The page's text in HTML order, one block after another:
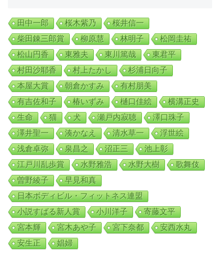
田中一郎 桜木紫乃
桜井信一
柴田錬三郎賞
柳原慧 林明子
松岡圭祐
松山円香
東雅夫 東川篤哉
東君平
村田沙耶香
村上たかし
杉浦日向子
本屋大賞
朝倉かすみ
有村朋美
有吉佐和子
椿いずみ 樋口佳絵
横溝正史
生命
猫 犬 瀬戸内寂聴
澤口珠子
澤井聖一
湊かなえ 清水草一
浮世絵
浅倉卓弥
泉昌之 沼正三
池上彰
江戸川乱歩賞
水野雅浩 水野大樹
歌舞伎
曽野綾子
早見和真
日本ボディビル・フィットネス連盟
小説すばる新人賞
小川洋子
寄藤文平
宮本輝
宮木あや子 宮下奈都
安西水丸
安生正
娼婦